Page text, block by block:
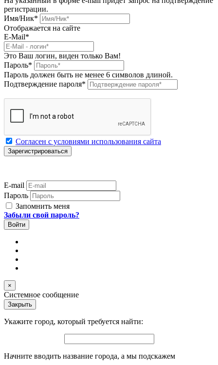
регистрации.
Имя/Ник*
Отображается на сайте
E-Mail*
Это Ваш логин, виден только Вам!
Пароль*
Пароль должен быть не менее 6 символов длиной.
Подтверждение пароля*
Согласен с условиями использования сайта
E-mail
Пароль
Запомнить меня
Забыли свой пароль?
×
Системное сообщение
Закрыть
Укажите город, который требуется найти:
Начните вводить название города, а мы подскажем